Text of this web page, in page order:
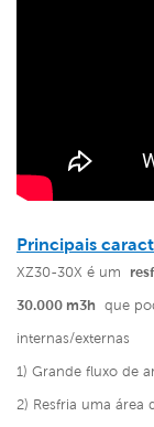
Principais
XZ30-30X é um
30.000 m3h que
internas/externas
1) Grande fluxo de
2) Resfria uma área